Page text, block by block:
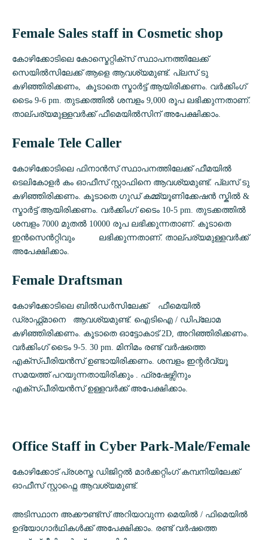
Female Sales staff in Cosmetic shop
കോഴിക്കോടിലെ കോസ്മെറ്റിക്സ് സ്ഥാപനത്തിലേക്ക്
സെയിൽസിലേക്ക് ആളെ ആവശ്യമുണ്ട്. പ്ലസ് ടു
കഴിഞ്ഞിരിക്കണം, കൂടാതെ സ്മാർട്ട് ആയിരിക്കണം. വർക്കിംഗ്
ടൈം 9-6 pm. തുടക്കത്തിൽ ശമ്പളം 9,000 രൂപ ലഭിക്കുന്നതാണ്.
താല്പര്യമുള്ളവർക്ക് ഫീമെയിൽസിന് അപേക്ഷിക്കാം.
Female Tele Caller
കോഴിക്കോടിലെ ഫിനാൻസ് സ്ഥാപനത്തിലേക്ക് ഫീമയിൽ
ടെലികോളർ കം ഓഫീസ് സ്റ്റാഫിനെ ആവശ്യമുണ്ട്. പ്ലസ് ടു
കഴിഞ്ഞിരിക്കണം. കൂടാതെ ഗുഡ് കമ്മ്യൂണിക്കേഷൻ സ്കിൽ &
സ്മാർട്ട് ആയിരിക്കണം. വർക്കിംഗ് ടൈം 10-5 pm. തുടക്കത്തിൽ
ശമ്പളം 7000 മുതൽ 10000 രൂപ ലഭിക്കുന്നതാണ്. കൂടാതെ
ഇൻസെൻറ്റിവും ലഭിക്കുന്നതാണ്. താല്പര്യമുള്ളവർക്ക്
അപേക്ഷിക്കാം.
Female Draftsman
കോഴിക്കോടിലെ ബിൽഡർസിലേക്ക് ഫീമെയിൽ
ഡ്രാഫ്റ്റ്മാനെ ആവശ്യമുണ്ട്. ഐടിഐ / ഡിപ്ലോമ
കഴിഞ്ഞിരിക്കണം. കൂടാതെ ഓട്ടോകാട് 2D, അറിഞ്ഞിരിക്കണം.
വർക്കിംഗ് ടൈം 9-5. 30 pm. മിനിമം രണ്ട് വർഷത്തെ
എക്സ്പീരിയൻസ് ഉണ്ടായിരിക്കണം. ശമ്പളം ഇന്റർവ്യൂ
സമയത്ത് പറയുന്നതായിരിക്കും . ഫ്രഷേഴ്സിനും
എക്സ്പീരിയൻസ് ഉള്ളവർക്ക് അപേക്ഷിക്കാം.
Office Staff in Cyber Park-Male/Female
കോഴിക്കോട് പ്രശസ്ത ഡിജിറ്റൽ മാർക്കറ്റിംഗ് കമ്പനിയിലേക്ക്
ഓഫീസ് സ്റ്റാഫ്നെ ആവശ്യമുണ്ട്.
അടിസ്ഥാന അക്കൗണ്ട്സ് അറിയാവുന്ന മെയിൽ / ഫിമെയിൽ
ഉദ്യോഗാർഥികൾക്ക് അപേക്ഷിക്കാം. രണ്ട് വർഷത്തെ